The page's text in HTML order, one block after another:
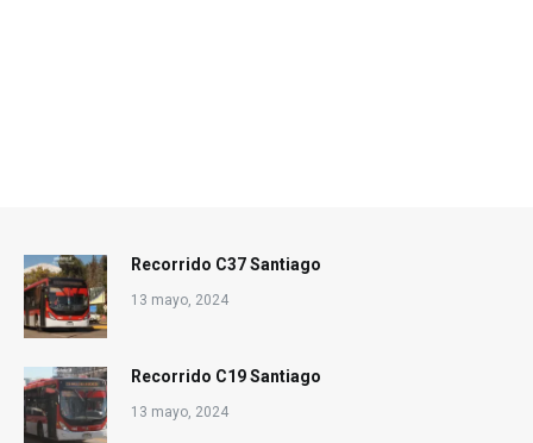
Recorrido C37 Santiago
13 mayo, 2024
Recorrido C19 Santiago
13 mayo, 2024